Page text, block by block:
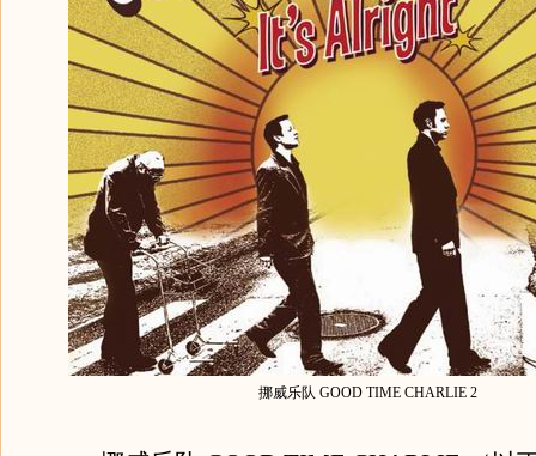
挪威乐队 GOOD TIME CHARLIE 2